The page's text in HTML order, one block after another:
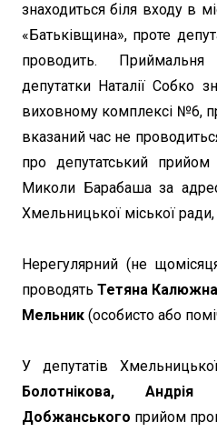
знаходиться біля входу в
«Батьківщина», проте
проводить.
депутатки Наталії Собко
виховному комплексі №6,
вказаний час не
про депутатський
Миколи Барабаша за
Хмельницької міської ради,
Нерегулярний (не
проводятьТетяна Калюжна
Мельник (особисто або
У депутатів
Болотнікова,
Добжанського прийом